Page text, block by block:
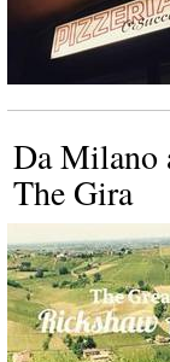
Da Milano
The Gira